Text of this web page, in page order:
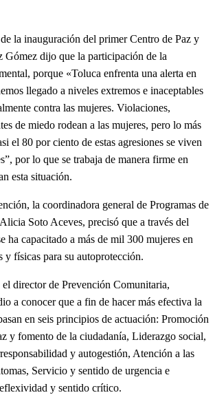
inauguración del primer Centro de Paz y
Gómez dijo que la participación de la
porque «Toluca enfrenta una alerta en
llegado a niveles extremos e inaceptables
contra las mujeres. Violaciones,
de miedo rodean a las mujeres, pero lo más
el 80 por ciento de estas agresiones se viven
por lo que se trabaja de manera firme en
esta situación.
la coordinadora general de Programas de
Soto Aceves, precisó que a través del
ha capacitado a más de mil 300 mujeres en
y físicas para su autoprotección.
de Prevención Comunitaria,
a conocer que a fin de hacer más efectiva la
en seis principios de actuación: Promoción
y fomento de la ciudadanía, Liderazgo social,
y autogestión, Atención a las
Servicio y sentido de urgencia e
y sentido crítico.